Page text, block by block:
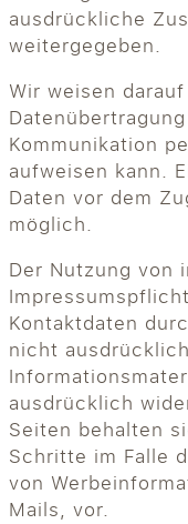
ausdrückliche
weitergegeben.
Wir weisen
Kommunikation
aufweisen kann.
Daten vor dem
möglich.
Der Nutzung von
Kontaktdaten
nicht
ausdrücklich
Seiten behalten
Schritte im Falle
von
Mails, vor.